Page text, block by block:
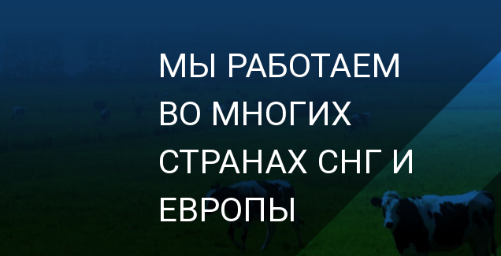
МЫ РАБОТАЕМ
ВО МНОГИХ
СТРАНАХ СНГ И
ЕВРОПЫ